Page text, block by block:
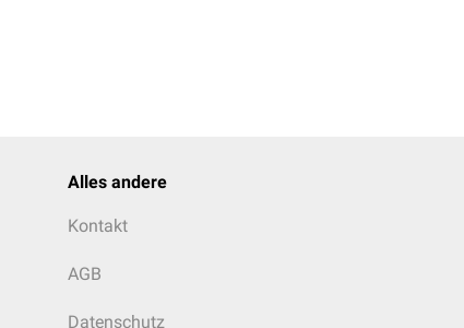
Alles andere
Kontakt
AGB
Datenschutz